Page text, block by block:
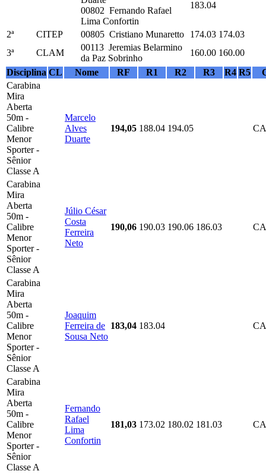
00802 Fernando Rafael
Lima Confortin
183.04
2ª CITEP 00805 Cristiano Munaretto 174.03 174.03
3ª
CLAM
00113 Jeremias Belarmino
da Paz Sobrinho
160.00 160.00
Disciplina CL Nome RF R1 R2 R3 R4 R5
Carabina
Mira
Aberta
50m -
Calibre
Menor
Sporter -
Sênior
Classe A
Marcelo
Alves
Duarte
194,05 188.04 194.05
Carabina
Mira
Aberta
50m -
Calibre
Menor
Sporter -
Sênior
Classe A
Júlio César
Costa
Ferreira
Neto
190,06 190.03 190.06 186.03
Carabina
Mira
Aberta
50m -
Calibre
Menor
Sporter -
Sênior
Classe A
Joaquim
Ferreira de
Sousa Neto
183,04 183.04
Carabina
Mira
Aberta
50m -
Calibre
Menor
Sporter -
Sênior
Classe A
Fernando
Rafael
Lima
Confortin
181,03 173.02 180.02 181.03